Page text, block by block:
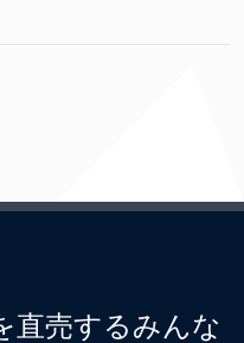
直売するみんな